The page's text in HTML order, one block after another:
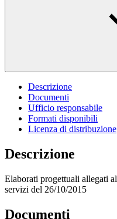
Descrizione
Documenti
Ufficio responsabile
Formati disponibili
Licenza di distribuzione
Descrizione
Elaborati progettuali allegati
servizi del 26/10/2015
Documenti